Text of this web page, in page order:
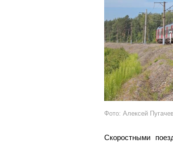
Фото: Алексей
Скоростными